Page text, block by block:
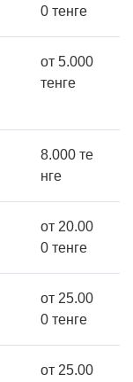
0 тенге
от 5.000
тенге
8.000 те
нге
от 20.00
0 тенге
от 25.00
0 тенге
от 25.00